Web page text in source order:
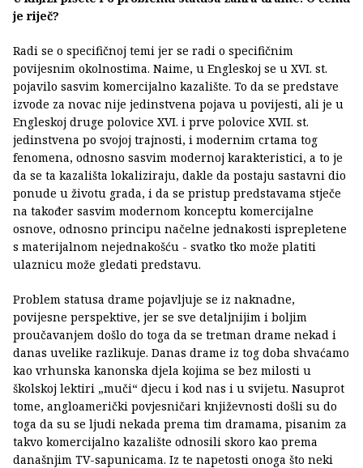
je riječ?
Radi se o specifičnoj temi jer se radi o specifičnim
povijesnim okolnostima. Naime, u Engleskoj se u XVI. st.
pojavilo sasvim komercijalno kazalište. To da se predstave
izvode za novac nije jedinstvena pojava u povijesti, ali je u
Engleskoj druge polovice XVI. i prve polovice XVII. st.
jedinstvena po svojoj trajnosti, i modernim crtama tog
fenomena, odnosno sasvim modernoj karakteristici, a to je
da se ta kazališta lokaliziraju, dakle da postaju sastavni dio
ponude u životu grada, i da se pristup predstavama stječe
na također sasvim modernom konceptu komercijalne
osnove, odnosno principu načelne jednakosti isprepletene
s materijalnom nejednakošću - svatko tko može platiti
ulaznicu može gledati predstavu.
Problem statusa drame pojavljuje se iz naknadne,
povijesne perspektive, jer se sve detaljnijim i boljim
proučavanjem došlo do toga da se tretman drame nekad i
danas uvelike razlikuje. Danas drame iz tog doba shvaćamo
kao vrhunska kanonska djela kojima se bez milosti u
školskoj lektiri „muči“ djecu i kod nas i u svijetu. Nasuprot
tome, angloamerički povjesničari književnosti došli su do
toga da su se ljudi nekada prema tim dramama, pisanim za
takvo komercijalno kazalište odnosili skoro kao prema
današnjim TV-sapunicama. Iz te napetosti onoga što neki